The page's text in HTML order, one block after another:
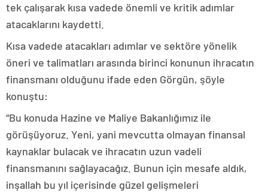
tek çalışarak kısa vadede önemli ve kritik adımlar
atacaklarını kaydetti.
Kısa vadede atacakları adımlar ve sektöre yönelik
öneri ve talimatları arasında birinci konunun ihracatın
finansmanı olduğunu ifade eden Görgün, şöyle
konuştu:
“Bu konuda Hazine ve Maliye Bakanlığımız ile
görüşüyoruz. Yeni, yani mevcutta olmayan finansal
kaynaklar bulacak ve ihracatın uzun vadeli
finansmanını sağlayacağız. Bunun için mesafe aldık,
inşallah bu yıl içerisinde güzel gelişmeleri